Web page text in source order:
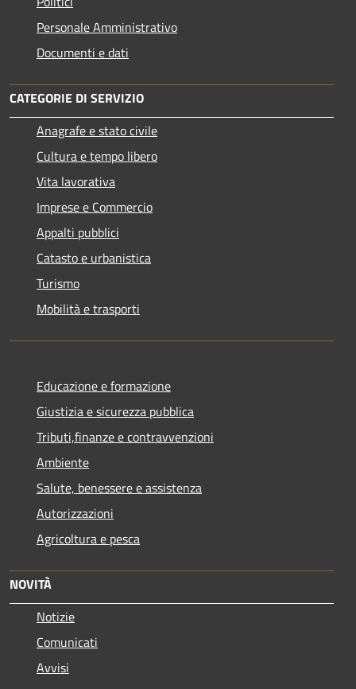
Personale Amministrativo
Documenti e dati
CATEGORIE DI SERVIZIO
Anagrafe e stato civile
Cultura e tempo libero
Vita lavorativa
Imprese e Commercio
Appalti pubblici
Catasto e urbanistica
Turismo
Mobilità e trasporti
Educazione e formazione
Giustizia e sicurezza pubblica
Tributi,finanze e contravvenzioni
Ambiente
Salute, benessere e assistenza
Autorizzazioni
Agricoltura e pesca
NOVITÀ
Notizie
Comunicati
Avvisi